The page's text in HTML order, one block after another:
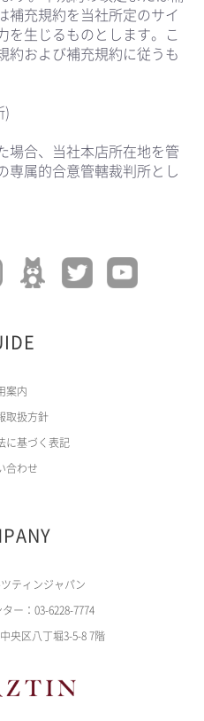
補充規約を当社所定のサイ
を生じるものとします。こ
約および補充規約に従うも
)
場合、当社本店所在地を管
専属的合意管轄裁判所とし
案内
取扱方針
に基づく表記
合わせ
ティンジャパン
ー：03-6228-7774
央区八丁堀3-5-8 7階